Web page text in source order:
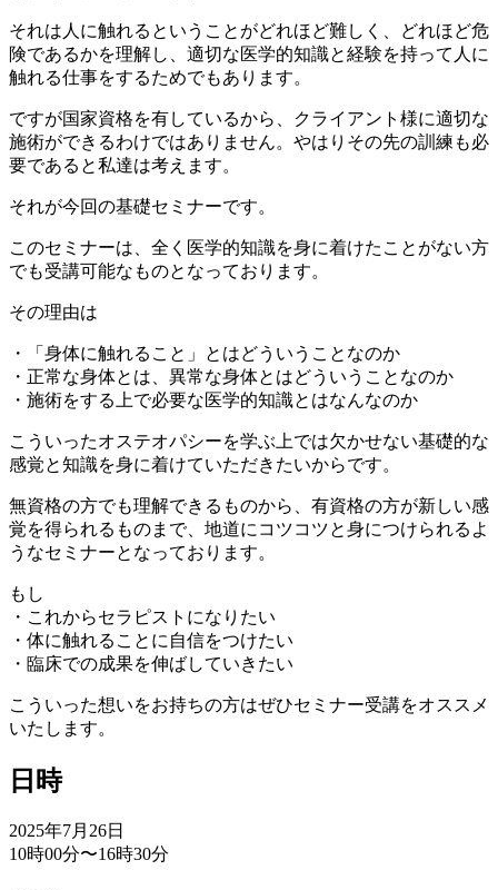
それは人に触れるということがどれほど難しく、どれほど危
険であるかを理解し、適切な医学的知識と経験を持って人に
触れる仕事をするためでもあります。
ですが国家資格を有しているから、クライアント様に適切な
施術ができるわけではありません。やはりその先の訓練も必
要であると私達は考えます。
それが今回の基礎セミナーです。
このセミナーは、全く医学的知識を身に着けたことがない方
でも受講可能なものとなっております。
その理由は
・「身体に触れること」とはどういうことなのか
・正常な身体とは、異常な身体とはどういうことなのか
・施術をする上で必要な医学的知識とはなんなのか
こういったオステオパシーを学ぶ上では欠かせない基礎的な
感覚と知識を身に着けていただきたいからです。
無資格の方でも理解できるものから、有資格の方が新しい感
覚を得られるものまで、地道にコツコツと身につけられるよ
うなセミナーとなっております。
もし
・これからセラピストになりたい
・体に触れることに自信をつけたい
・臨床での成果を伸ばしていきたい
こういった想いをお持ちの方はぜひセミナー受講をオススメ
いたします。
日時
2025年7月26日
10時00分〜16時30分